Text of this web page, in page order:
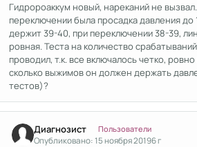
Гидророаккум новый, нареканий не
переключении была просадка давления до
держит 39-40, при переключении 38-39,
ровная. Теста на количество
проводил, т.к. все включалось четко,
сколько выжимов он должен держать
тестов)?
Диагнозист Пользователи
Опубликовано:15 ноября 20196 г